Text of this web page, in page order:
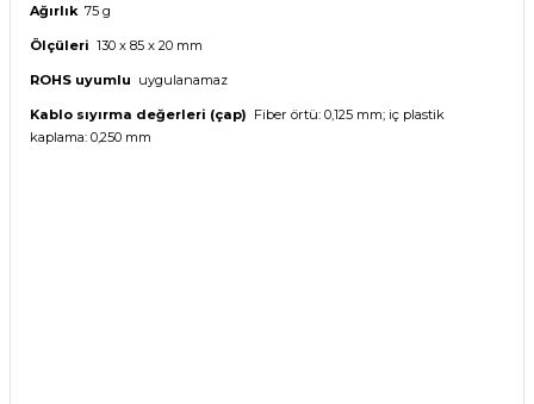
Ağırlık 75 g
Ölçüleri 130 x 85 x 20 mm
ROHS uyumlu uygulanamaz
Kablo sıyırma değerleri (çap) Fiber örtü: 0,125 mm; iç plastik
kaplama: 0,250 mm